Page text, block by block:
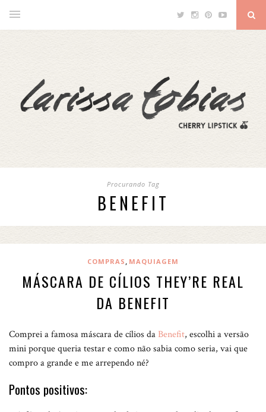
Procurando Tag
BENEFIT
COMPRAS , MAQUIAGEM
MÁSCARA DE CÍLIOS THEY’RE REAL
DA BENEFIT
Comprei a famosa máscara de cílios da Benefit, escolhi a versão
mini porque queria testar e como não sabia como seria, vai que
compro a grande e me arrependo né?
Pontos positivos: